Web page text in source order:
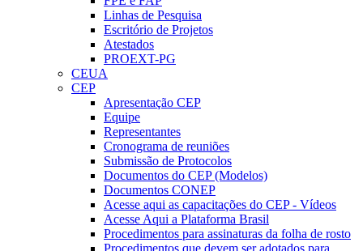
Linhas de Pesquisa
Escritório de Projetos
Atestados
PROEXT-PG
CEUA
CEP
Apresentação CEP
Equipe
Representantes
Cronograma de reuniões
Submissão de Protocolos
Documentos do CEP (Modelos)
Documentos CONEP
Acesse aqui as capacitações do CEP - Vídeos
Acesse Aqui a Plataforma Brasil
Procedimentos para assinaturas da folha de rosto